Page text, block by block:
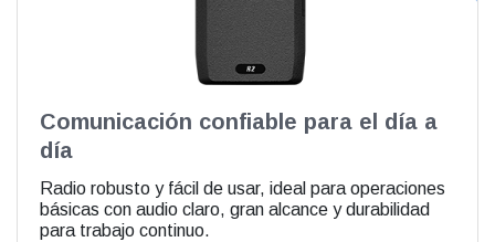
Comunicación confiable para el día a
día
Radio robusto y fácil de usar, ideal para operaciones
básicas con audio claro, gran alcance y durabilidad
para trabajo continuo.